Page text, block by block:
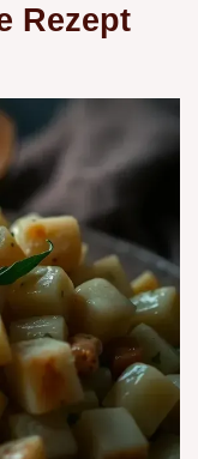
Rezept